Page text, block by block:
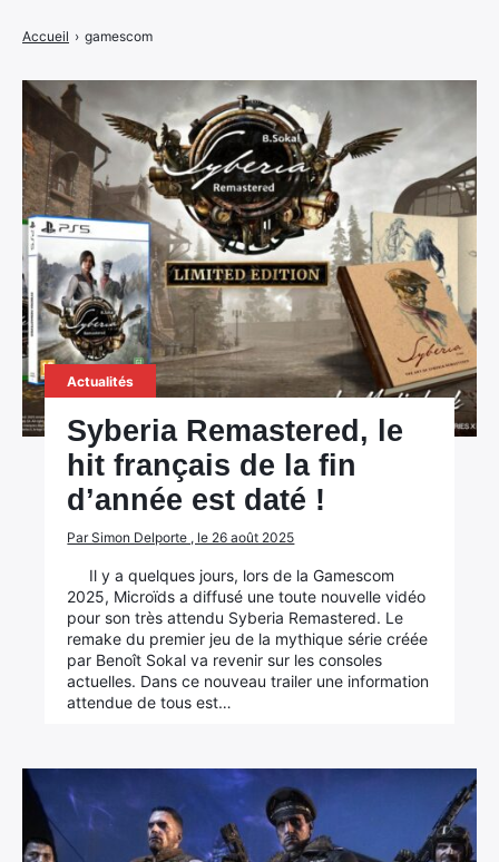
Accueil › gamescom
Actualités
Syberia Remastered, le
hit français de la fin
d’année est daté !
Par Simon Delporte , le 26 août 2025
Il y a quelques jours, lors de la Gamescom
2025, Microïds a diffusé une toute nouvelle vidéo
pour son très attendu Syberia Remastered. Le
remake du premier jeu de la mythique série créée
par Benoît Sokal va revenir sur les consoles
actuelles. Dans ce nouveau trailer une information
attendue de tous est…